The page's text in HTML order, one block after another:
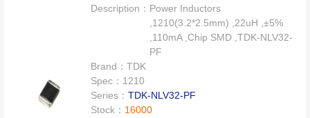
Description： Power Inductors
,1210(3.2*2.5mm) ,22uH ,±5%
,110mA ,Chip SMD ,TDK-NLV32-
PF
Brand：TDK
Spec： 1210
Series：TDK-NLV32-PF
Stock： 16000